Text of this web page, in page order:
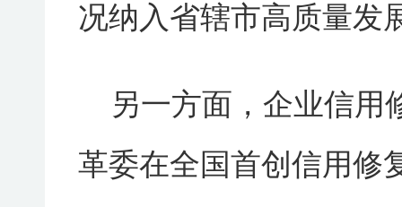
况纳入省辖市高质量发
另一方面，企业信用
革委在全国首创信用修